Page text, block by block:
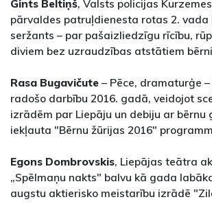
Gints Beltiņš, Valsts policijas
pārvaldes patruļdienesta rotas 2. vada
seržants – par pašaizliedzīgu rīcību,
diviem bez uzraudzības atstātiem
Rasa Bugavičute – Pēce, dramaturģe
radošo darbību 2016. gadā, veidojot
izrādēm par Liepāju un debiju ar bērnu
iekļauta "Bērnu žūrijas 2016"
Egons Dombrovskis, Liepājas teātra
„Spēlmaņu nakts" balvu kā gada
augstu aktierisko meistarību izrādē